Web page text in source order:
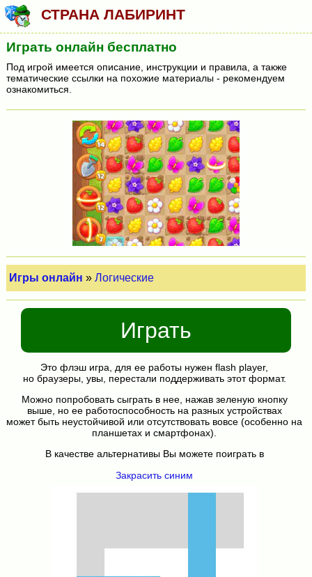
СТРАНА ЛАБИРИНТ
Играть онлайн бесплатно
Под игрой имеется описание, инструкции и правила, а также
тематические ссылки на похожие материалы - рекомендуем
ознакомиться.
Игры онлайн »Логические
Играть
Это флэш игра, для ее работы нужен flash player,
но браузеры, увы, перестали поддерживать этот формат.
Можно попробовать сыграть в нее, нажав зеленую кнопку
выше, но ее работоспособность на разных устройствах
может быть неустойчивой или отсутствовать вовсе (особенно на
планшетах и смартфонах).
В качестве альтернативы Вы можете поиграть в
Закрасить синим